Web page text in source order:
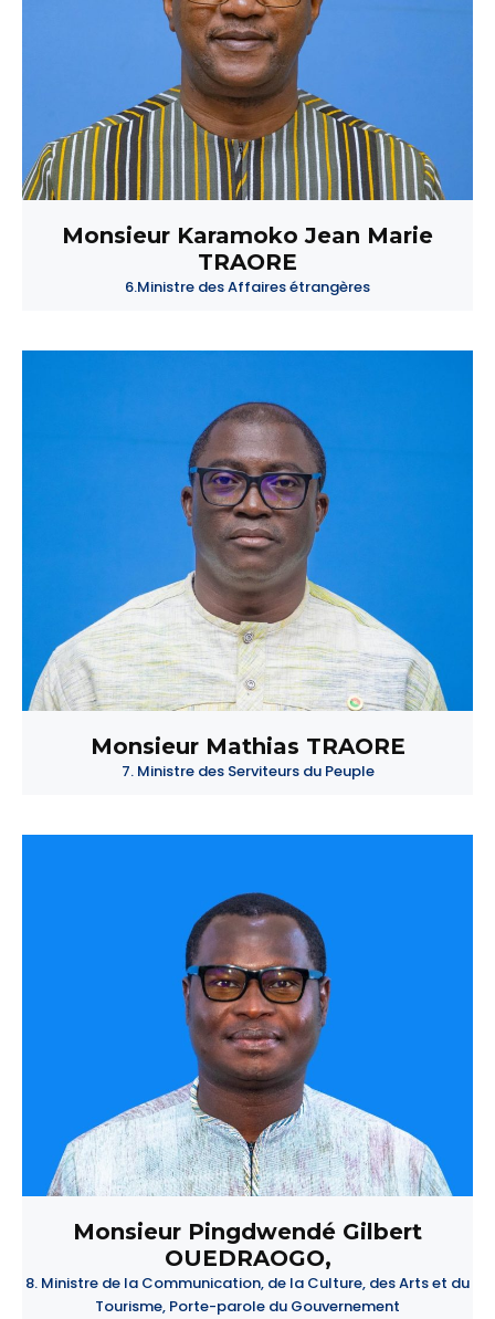
Monsieur Karamoko Jean Marie
TRAORE
6.Ministre des Affaires étrangères
Monsieur Mathias TRAORE
7. Ministre des Serviteurs du Peuple
Monsieur Pingdwendé Gilbert
OUEDRAOGO,
8. Ministre de la Communication, de la Culture, des Arts et du
Tourisme, Porte-parole du Gouvernement